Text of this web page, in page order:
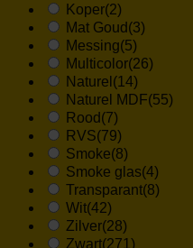
Koper(2)
Mat Goud (3)
Messing(5)
Multicolor(26)
Naturel (14)
Naturel MDF(55)
Rood (7)
RVS(79)
Smoke(8)
Smoke glas(4)
Transparant(8)
Wit(42)
Zilver(28)
Zwart(271)